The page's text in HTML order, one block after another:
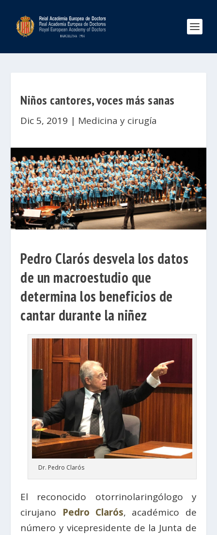
Niños cantores, voces más sanas
Dic 5, 2019 | Medicina y cirugía
Pedro Clarós desvela los datos
de un macroestudio que
determina los beneficios de
cantar durante la niñez
Dr. Pedro Clarós
El reconocido otorrinolaringólogo y
cirujano Pedro Clarós, académico de
número y vicepresidente de la Junta de